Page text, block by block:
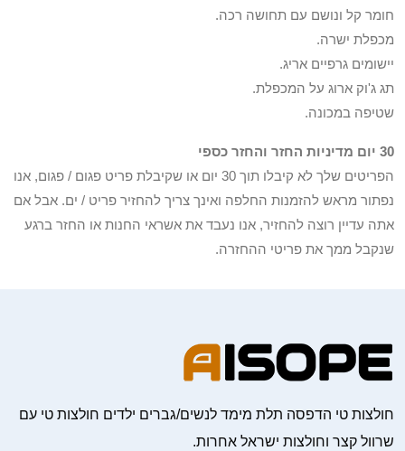
חומר קל ונושם עם תחושה רכה.
מכפלת ישרה.
יישומים גרפיים אריג.
תג ג'וק ארוג על המכפלת.
שטיפה במכונה.
30 יום מדיניות החזר והחזר כספי
הפריטים שלך לא קיבלו תוך 30 יום או שקיבלת פריט פגום / פגום, אנו
נפתור מראש להזמנות החלפה ואינך צריך להחזיר פריט / ים. אבל אם
אתה עדיין רוצה להחזיר, אנו נעבד את אשראי החנות או החזר ברגע
שנקבל ממך את פריטי ההחזרה.
חולצות טי הדפסה תלת מימד לנשים/גברים ילדים חולצות טי עם
שרוול קצר וחולצות ישראל אחרות.